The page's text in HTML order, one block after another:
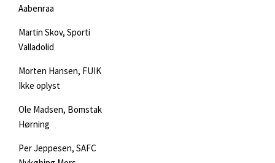
Aabenraa
Martin Skov, Sporti
Valladolid
Morten Hansen, FUIK
Ikke oplyst
Ole Madsen, Bomstak
Hørning
Per Jeppesen, SAFC